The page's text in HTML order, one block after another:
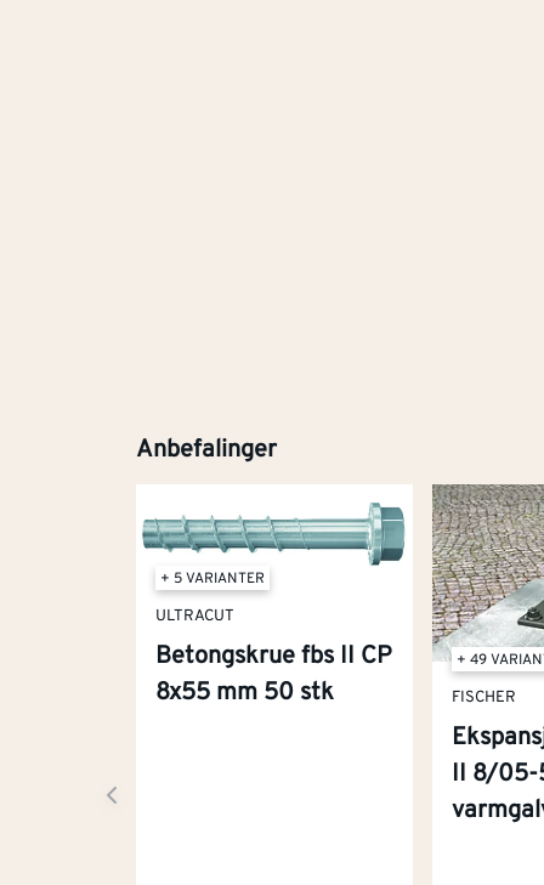
Anbefalinger
+ 5 VARIANTER
ULTRACUT
Betongskrue fbs II CP
8x55 mm 50 stk
+ 49
FISCHER
II 8/05-